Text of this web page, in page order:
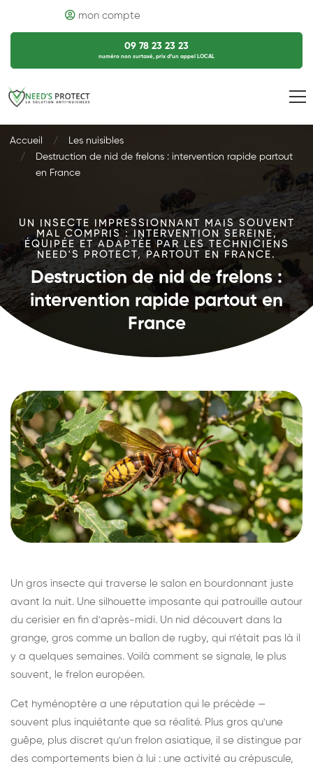
mon compte
09 78 23 23 23
numéro non surtaxé, prix d’un appel LOCAL
Accueil
Les nuisibles
Destruction de nid de frelons : intervention rapide partout
en France
UN INSECTE IMPRESSIONNANT MAIS SOUVENT
MAL COMPRIS : INTERVENTION SEREINE,
ÉQUIPÉE ET ADAPTÉE PAR LES TECHNICIENS
NEED'S PROTECT, PARTOUT EN FRANCE.
Destruction de nid de frelons :
intervention rapide partout en
France
Un gros insecte qui traverse le salon en bourdonnant juste
avant la nuit. Une silhouette imposante qui patrouille autour
du cerisier en fin d'après-midi. Un nid découvert dans la
grange, gros comme un ballon de rugby, qui n'était pas là il
y a quelques semaines. Voilà comment se signale, le plus
souvent, le frelon européen.
Cet hyménoptère a une réputation qui le précède —
souvent plus inquiétante que sa réalité. Plus gros qu'une
guêpe, plus discret qu'un frelon asiatique, il se distingue par
des comportements bien à lui : une activité au crépuscule,